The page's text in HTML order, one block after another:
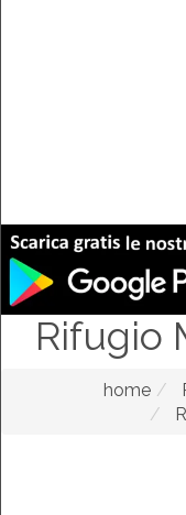
Rifugio
home